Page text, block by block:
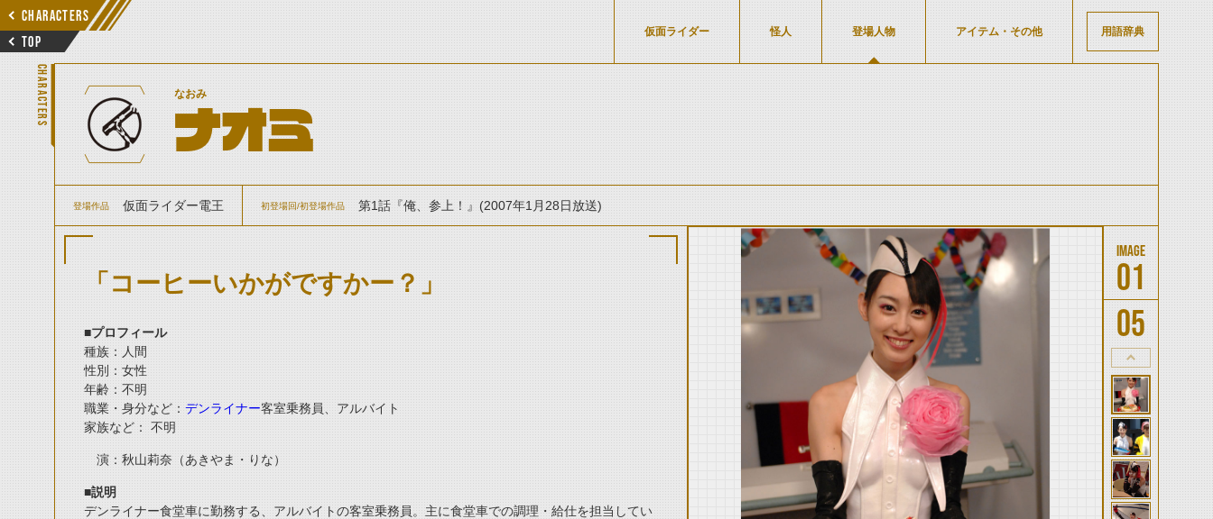
CHARACTERS
TOP
仮面ライダー 怪人 登場人物 アイテム・その他 用語辞典
CHARACTERS なおみ
ナオミ
登場作品 仮面ライダー電王 初登場回/初登場作品 第1話『俺、参上！』(2007年1月28日放送)
「コーヒーいかがですかー？」
■プロフィール
種族：人間
性別：女性
年齢：不明
職業・身分など： デンライナー客室乗務員、アルバイト
家族など： 不明
演：秋山莉奈（あきやま・りな）
■説明
デンライナー食堂車に勤務する、アルバイトの客室乗務員。主に食堂車での調理・給仕を担当してい
01
05